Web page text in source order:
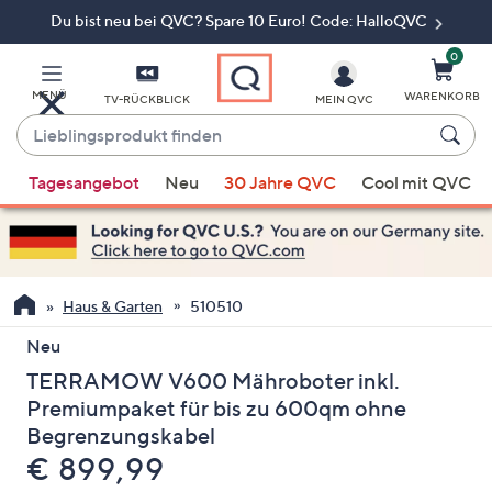
Du bist neu bei QVC? Spare 10 Euro! Code: HalloQVC
MENÜ TV-RÜCKBLICK
Lieblingsprodukt
finden
Vorschläge
verfügbar
sind,
verwenden
Sie
die
Pfeiltasten
nach
oben
und
nach
unten
MEIN QVC
0
WARENKORB
Tagesangebot Neu 30 Jahre QVC Cool mit QVC
Haus & Garten 510510
Neu
TERRAMOW V600 Mähroboter inkl.
Premiumpaket für bis zu 600qm ohne
Begrenzungskabel
Gelöscht
€ 899,99